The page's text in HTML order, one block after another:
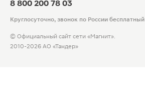
8 800 200 78 03
Круглосуточно, звонок по России бесплатный
© Официальный сайт сети «Магнит».
2010-2026 АО «Тандер»